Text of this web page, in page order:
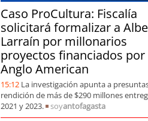
Caso ProCultura: Fiscalía
solicitará formalizar a
Larraín por millonarios
proyectos financiados por
Anglo American
15:12 La investigación apunta a
rendición de más de $290 millones
2021 y 2023.
soyantofagasta